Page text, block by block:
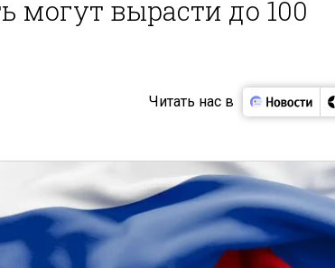
могут вырасти до 100
Читать нас в